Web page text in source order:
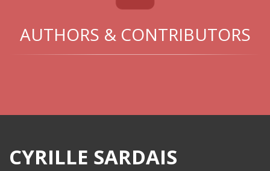
AUTHORS & CONTRIBUTORS
CYRILLE SARDAIS